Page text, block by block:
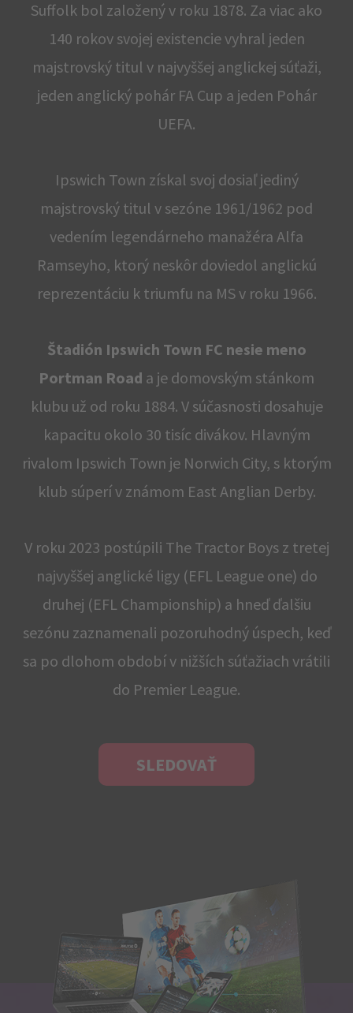
Suffolk bol založený v roku 1878. Za viac ako
140 rokov svojej existencie vyhral jeden
majstrovský titul v najvyššej anglickej súťaži,
jeden anglický pohár FA Cup a jeden Pohár
UEFA.
Ipswich Town získal svoj dosiaľ jediný
majstrovský titul v sezóne 1961/1962 pod
vedením legendárneho manažéra Alfa
Ramseyho, ktorý neskôr doviedol anglickú
reprezentáciu k triumfu na MS v roku 1966.
Štadión Ipswich Town FC nesie meno
Portman Road a je domovským stánkom
klubu už od roku 1884. V súčasnosti dosahuje
kapacitu okolo 30 tisíc divákov. Hlavným
rivalom Ipswich Town je Norwich City, s ktorým
klub súperí v známom East Anglian Derby.
V roku 2023 postúpili The Tractor Boys z tretej
najvyššej anglické ligy (EFL League one) do
druhej (EFL Championship) a hneď ďalšiu
sezónu zaznamenali pozoruhodný úspech, keď
sa po dlohom období v nižších súťažiach vrátili
do Premier League.
SLEDOVAŤ